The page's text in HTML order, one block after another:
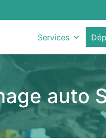
Services
auto